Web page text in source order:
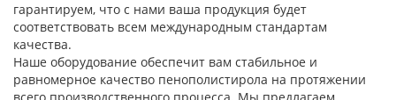
гарантируем, что с нами ваша продукция будет
соответствовать всем международным стандартам
качества.
Наше оборудование обеспечит вам стабильное и
равномерное качество пенополистирола на протяжении